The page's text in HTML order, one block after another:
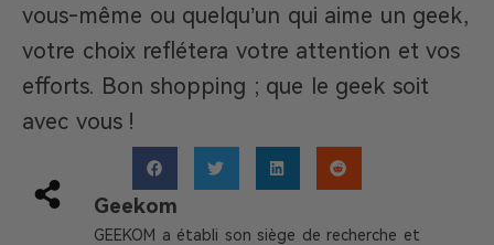
vous-même ou quelqu’un qui aime un geek,
votre choix reflétera votre attention et vos
efforts. Bon shopping ; que le geek soit
avec vous !
Geekom
GEEKOM a établi son siège de recherche et